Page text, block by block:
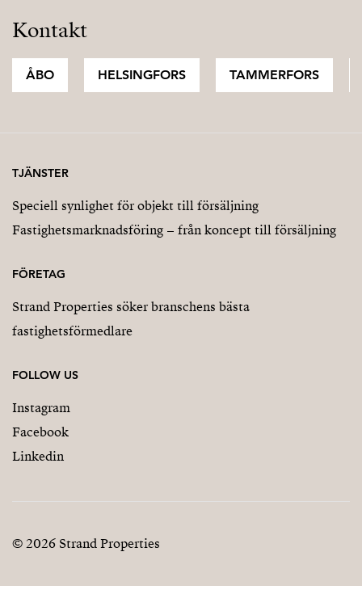
Kontakt
ÅBO HELSINGFORS TAMMERFORS
TJÄNSTER
Speciell synlighet för objekt till försäljning
Fastighetsmarknadsföring – från koncept till försäljning
FÖRETAG
Strand Properties söker branschens bästa
fastighetsförmedlare
FOLLOW US
Instagram
Facebook
Linkedin
© 2026 Strand Properties